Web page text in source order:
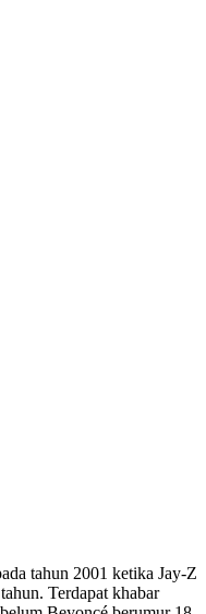
tahun 2001 ketika Jay-Z
Terdapat khabar